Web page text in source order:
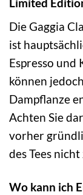
Die Gaggia
ist
Espresso und
können
Dampflanze
Achten Sie
vorher
des Tees
Wo kann ich